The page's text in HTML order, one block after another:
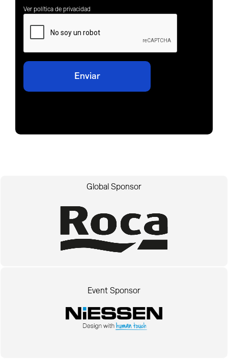
Ver política de privacidad
Global Sponsor
Event Sponsor